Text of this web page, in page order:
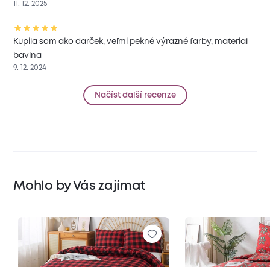
11. 12. 2025
Kupila som ako darček, veľmi pekné výrazné farby, material
bavlna
9. 12. 2024
Načíst další recenze
Mohlo by Vás zajímat